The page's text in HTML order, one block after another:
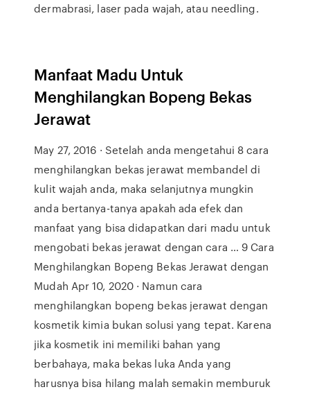
dermabrasi, laser pada wajah, atau needling.
Manfaat Madu Untuk
Menghilangkan Bopeng Bekas
Jerawat
May 27, 2016 · Setelah anda mengetahui 8 cara
menghilangkan bekas jerawat membandel di
kulit wajah anda, maka selanjutnya mungkin
anda bertanya-tanya apakah ada efek dan
manfaat yang bisa didapatkan dari madu untuk
mengobati bekas jerawat dengan cara … 9 Cara
Menghilangkan Bopeng Bekas Jerawat dengan
Mudah Apr 10, 2020 · Namun cara
menghilangkan bopeng bekas jerawat dengan
kosmetik kimia bukan solusi yang tepat. Karena
jika kosmetik ini memiliki bahan yang
berbahaya, maka bekas luka Anda yang
harusnya bisa hilang malah semakin memburuk